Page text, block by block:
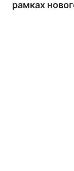
рамках